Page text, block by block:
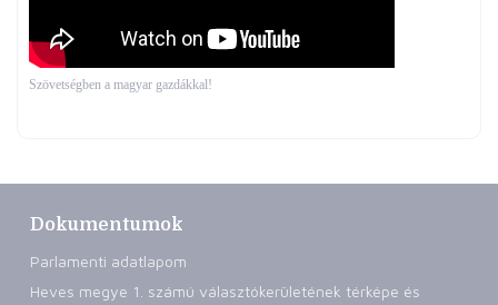
Szövetségben a magyar gazdákkal!
Dokumentumok
Parlamenti adatlapom
Heves megye 1. számú választókerületének térképe és